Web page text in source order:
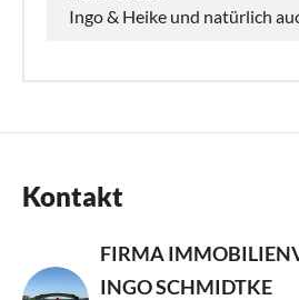
Ingo & Heike und natürlich
Kontakt
FIRMA
INGO SCHMIDTKE